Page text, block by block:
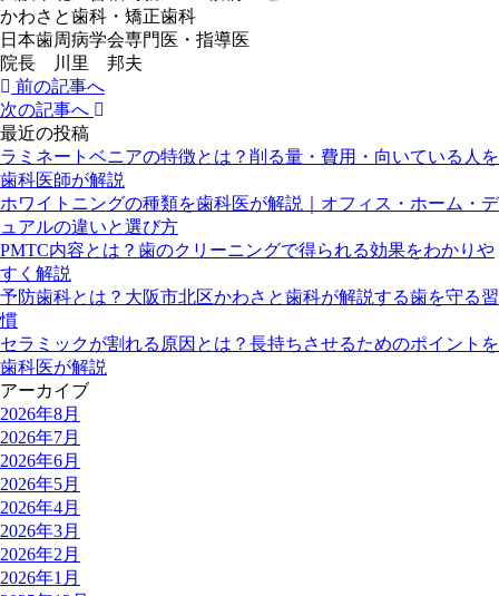
かわさと歯科・矯正歯科
日本歯周病学会専門医・指導医
院長 川里 邦夫
前の記事へ
次の記事へ
最近の投稿
ラミネートベニアの特徴とは？削る量・費用・向いている人を
歯科医師が解説
ホワイトニングの種類を歯科医が解説｜オフィス・ホーム・デ
ュアルの違いと選び方
PMTC内容とは？歯のクリーニングで得られる効果をわかりや
すく解説
予防歯科とは？大阪市北区かわさと歯科が解説する歯を守る習
慣
セラミックが割れる原因とは？長持ちさせるためのポイントを
歯科医が解説
アーカイブ
2026年8月
2026年7月
2026年6月
2026年5月
2026年4月
2026年3月
2026年2月
2026年1月